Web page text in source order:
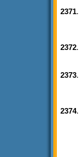
2371.
2372.
2373.
2374.